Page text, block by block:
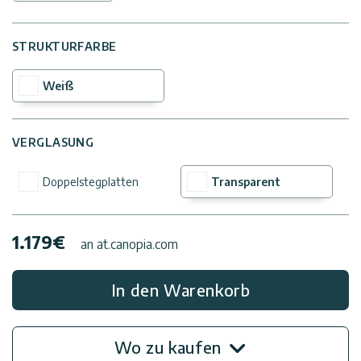
Kontaktiere
Uns
Impressum
STRUKTURFARBE
Weiß
VERGLASUNG
Doppelstegplatten Transparent
1.179€ an at.canopia.com
In den Warenkorb
Wo zu kaufen